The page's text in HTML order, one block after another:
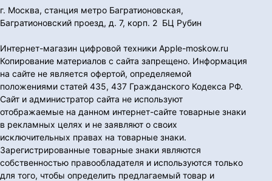
г. Москва, станция метро Багратионовская,
Багратионовский проезд, д. 7, корп. 2 БЦ Рубин
Интернет-магазин цифровой техники Apple-moskow.ru
Копирование материалов с сайта запрещено. Информация
на сайте не является офертой, определяемой
положениями статей 435, 437 Гражданского Кодекса РФ.
Сайт и администратор сайта не используют
отображаемые на данном интернет-сайте товарные знаки
в рекламных целях и не заявляют о своих
исключительных правах на товарные знаки.
Зарегистрированные товарные знаки являются
собственностью правообладателя и используются только
для того, чтобы определить предлагаемый товар и